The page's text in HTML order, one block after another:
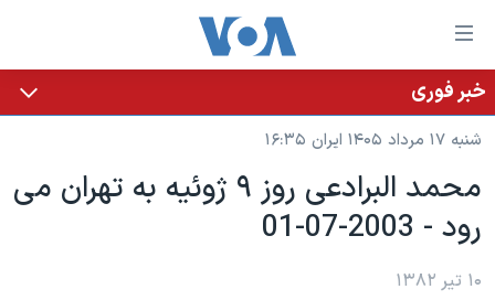
لینکهای
قابل
دسترسی
جهش
محتوای
اصلی
جهش
به
خانه
نسخه سبک وب‌سایت
موضوع ها
ایران
آمریکا
برنامه های تلویزیونی
جدول برنامه ها
خبر فوری
شنبه ۱۷ مرداد ۱۴۰۵ ایران ۱۶:۳۵
محمد البرادعی روز ٩ ژوئيه به تهران می
رود - 2003-07-01
۱۰ تیر ۱۳۸۲